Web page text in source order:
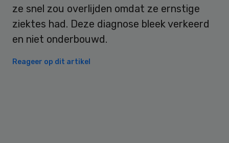
ze snel zou overlijden omdat ze ernstige
ziektes had. Deze diagnose bleek verkeerd
en niet onderbouwd.
Reageer op dit artikel